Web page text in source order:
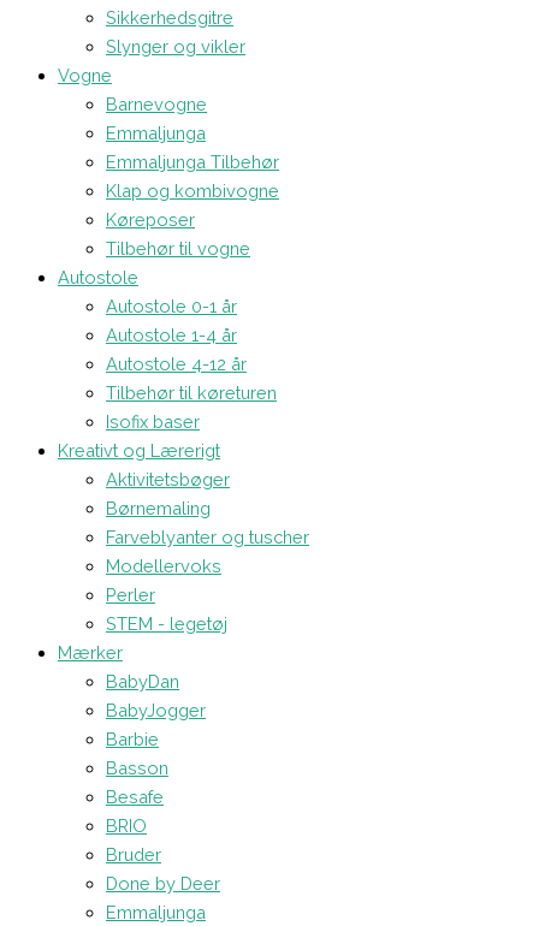
Sikkerhedsgitre
Slynger og vikler
Vogne
Barnevogne
Emmaljunga
Emmaljunga Tilbehør
Klap og kombivogne
Køreposer
Tilbehør til vogne
Autostole
Autostole 0-1 år
Autostole 1-4 år
Autostole 4-12 år
Tilbehør til køreturen
Isofix baser
Kreativt og Lærerigt
Aktivitetsbøger
Børnemaling
Farveblyanter og tuscher
Modellervoks
Perler
STEM - legetøj
Mærker
BabyDan
BabyJogger
Barbie
Basson
Besafe
BRIO
Bruder
Done by Deer
Emmaljunga